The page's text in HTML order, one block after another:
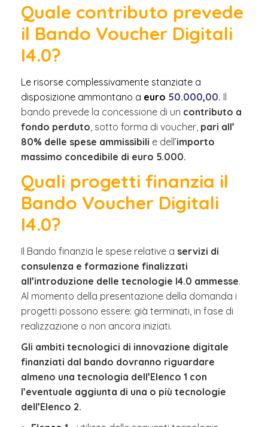
Quale contributo prevede
il Bando Voucher Digitali
I4.0?
Le risorse complessivamente stanziate a
disposizione ammontano a euro 50.000,00. Il
bando prevede la concessione di un contributo a
fondo perduto, sotto forma di voucher, pari all’
80% delle spese ammissibili e dell’importo
massimo concedibile di euro 5.000.
Quali progetti finanzia il
Bando Voucher Digitali
I4.0?
Il Bando finanzia le spese relative a servizi di
consulenza e formazione finalizzati
all’introduzione delle tecnologie I4.0 ammesse.
Al momento della presentazione della domanda i
progetti possono essere: già terminati, in fase di
realizzazione o non ancora iniziati.
Gli ambiti tecnologici di innovazione digitale
finanziati dal bando dovranno riguardare
almeno una tecnologia dell’Elenco 1 con
l’eventuale aggiunta di una o più tecnologie
dell’Elenco 2.